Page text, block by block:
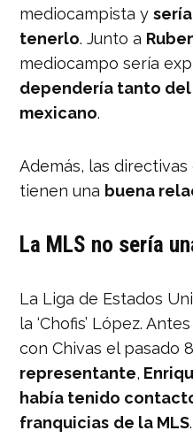
mediocampista y
tenerlo. Junto a
mediocampo sería
dependería tanto
mexicano.
Además, las
tienen una buena
La MLS no sería
La Liga de Estados
la ‘Chofis’ López.
con Chivas el pasado
representante,
había tenido
franquicias de la MLS.